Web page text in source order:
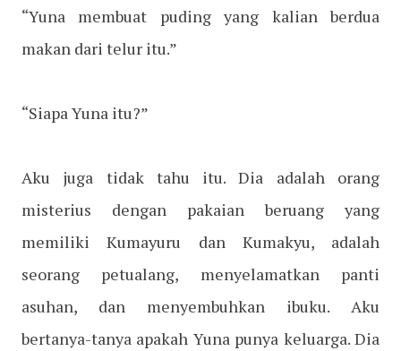
“Yuna membuat puding yang kalian berdua
makan dari telur itu.”
“Siapa Yuna itu?”
Aku juga tidak tahu itu. Dia adalah orang
misterius dengan pakaian beruang yang
memiliki Kumayuru dan Kumakyu, adalah
seorang petualang, menyelamatkan panti
asuhan, dan menyembuhkan ibuku. Aku
bertanya-tanya apakah Yuna punya keluarga. Dia